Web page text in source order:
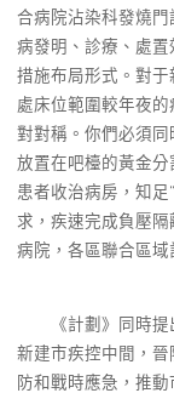
合病院沾染科發燒
病發明、診療、處
措施布局形式。對
處床位範圍較年夜
對對稱。你們必須同
放置在吧檯的黃金
患者收治病房，知
求，疾速完成負壓
病院，各區聯合區域
《計劃》同時提
新建市疾控中間，
防和戰時應急，推